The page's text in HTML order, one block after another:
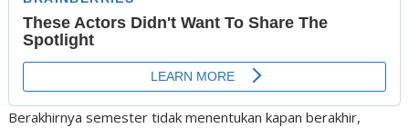
Berakhirnya semester tidak menentukan kapan berakhir,